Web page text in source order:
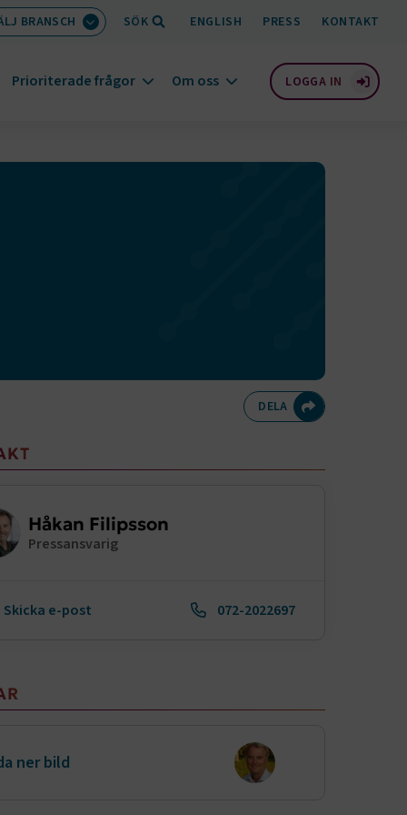
BRANSCH SÖK ENGLISH PRESS KONTAKT
Prioriterade frågor Om oss LOGGA IN
DELA Dela på
Håkan Filipsson
Pressansvarig
Skicka e-post 072-2022697
ner bild